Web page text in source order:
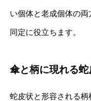
い個体と老成個体の
同定に役立ちます。
傘と柄に現れる
蛇皮状と形容される